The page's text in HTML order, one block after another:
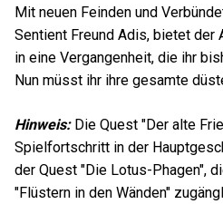
Mit neuen Feinden und
Sentient Freund Adis, bietet der
in eine Vergangenheit, die ihr
Nun müsst ihr ihre gesamte
Hinweis:Die Quest "Der alte
Spielfortschritt in der
der Quest "Die Lotus-Phagen",
"Flüstern in den Wänden"